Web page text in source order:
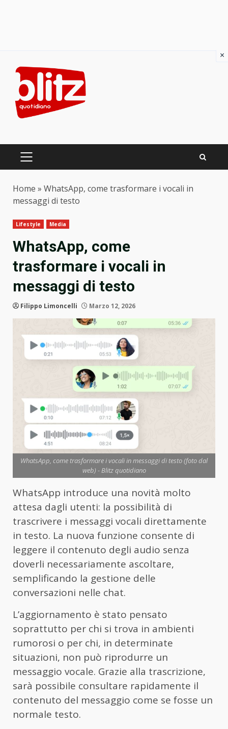
content
PRIMARY
Home » WhatsApp, come trasformare i vocali in
messaggi di testo
Lifestyle Media
WhatsApp, come
trasformare i vocali in
messaggi di testo
Filippo Limoncelli Marzo 12, 2026
WhatsApp, come trasformare i vocali in messaggi di testo (foto dal
web) - Blitz quotidiano
WhatsApp introduce una novità molto
attesa dagli utenti: la possibilità di
trascrivere i messaggi vocali direttamente
in testo. La nuova funzione consente di
leggere il contenuto degli audio senza
doverli necessariamente ascoltare,
semplificando la gestione delle
conversazioni nelle chat.
L’aggiornamento è stato pensato
soprattutto per chi si trova in ambienti
rumorosi o per chi, in determinate
situazioni, non può riprodurre un
messaggio vocale. Grazie alla trascrizione,
sarà possibile consultare rapidamente il
contenuto del messaggio come se fosse un
normale testo.
×